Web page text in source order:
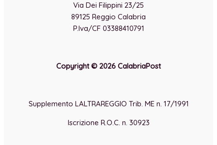
Via Dei Filippini 23/25
89125 Reggio Calabria
P.Iva/CF 03388410791
Copyright © 2026 CalabriaPost
Supplemento LALTRAREGGIO Trib. ME n. 17/1991
Iscrizione R.O.C. n. 30923